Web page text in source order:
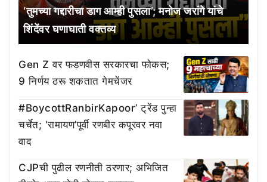
‘तुमच्या गद्दारीचा डाग आम्ही पुसला’; मनोज जरांगे यांचे
शिंदेंवर घणाघाती वक्तव्य
Gen Z वर फडणवीस सरकारचा फोकस;
9 निर्णय ठरू शकतात गेमचेंजर
#BoycottRanbirKapoor’ ट्रेंड पुन्हा
चर्चेत; ‘रामायण’पूर्वी रणबीर कपूरवर नवा
वाद
CJPची पुढील रणनीती ठरणार; अभिजित